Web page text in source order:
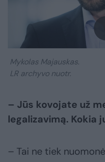
Mykolas Majauskas.
LR archyvo nuotr.
– Jūs kovojate už
legalizavimą. Kokia
– Tai ne tiek